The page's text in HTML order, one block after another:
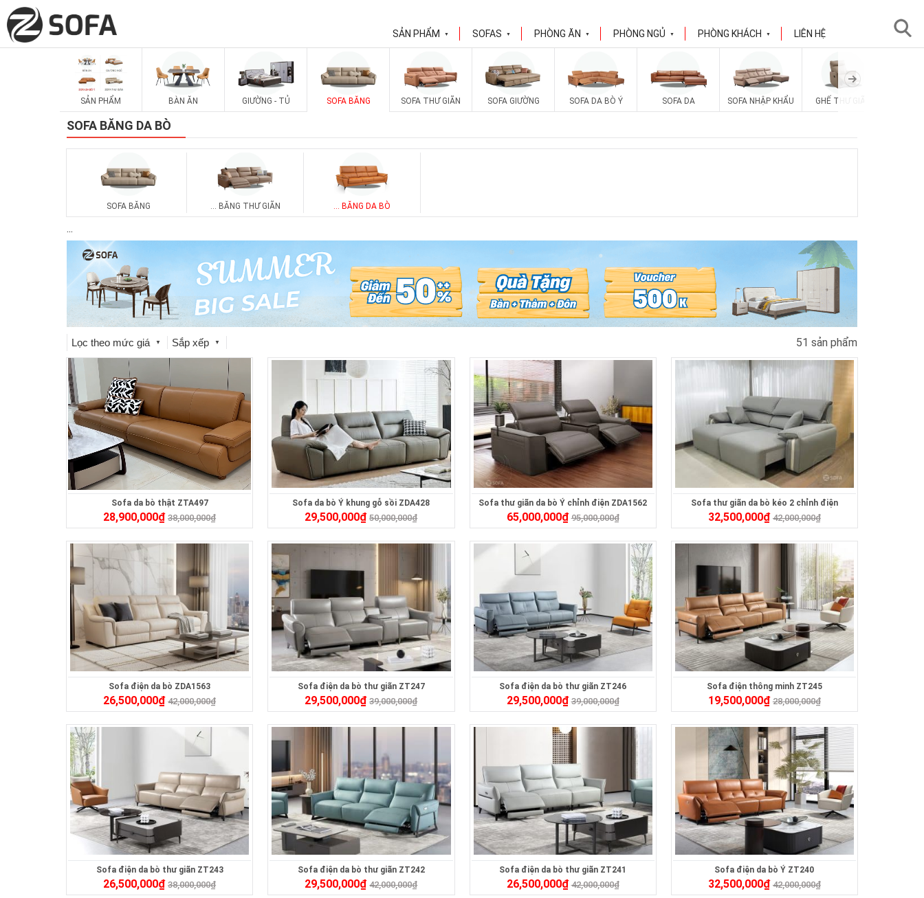
SẢN PHẨM ▼ SOFAS ▼ PHÒNG ĂN ▼ PHÒNG NGỦ ▼ PHÒNG KHÁCH ▼ LIÊN HỆ
SẢN PHẨM BÀN ĂN GIƯỜNG - TỦ SOFA BĂNG SOFA THƯ GIÃN SOFA GIƯỜNG SOFA DA BÒ Ý SOFA DA SOFA NHẬP KHẨU GHẾ THƯ GIÃN
SOFA BĂNG DA BÒ
SOFA BĂNG ... BĂNG THƯ GIÃN ... BĂNG DA BÒ
...
Lọc theo mức giá ▼ Sắp xếp ▼ 51 sản phẩm
Sofa da bò thật ZTA497
28,900,000₫ 38,000,000₫
Sofa da bò Ý khung gỗ sồi ZDA428
29,500,000₫ 50,000,000₫
Sofa thư giãn da bò Ý chỉnh điện ZDA1562
65,000,000₫ 95,000,000₫
Sofa thư giãn da bò kéo 2 chỉnh điện
ZT2616A
32,500,000₫ 42,000,000₫
Sofa điện da bò ZDA1563
26,500,000₫ 42,000,000₫
Sofa điện da bò thư giãn ZT247
29,500,000₫ 39,000,000₫
Sofa điện da bò thư giãn ZT246
29,500,000₫ 39,000,000₫
Sofa điện thông minh ZT245
19,500,000₫ 28,000,000₫
Sofa điện da bò thư giãn ZT243
26,500,000₫ 38,000,000₫
Sofa điện da bò thư giãn ZT242
29,500,000₫ 42,000,000₫
Sofa điện da bò thư giãn ZT241
26,500,000₫ 42,000,000₫
Sofa điện da bò Ý ZT240
32,500,000₫ 42,000,000₫